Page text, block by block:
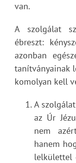
van.
A szolgálat
ébreszt:
azonban
tanítványainak
komolyan kell
A
az Úr
nem
hanem
lelkülettel